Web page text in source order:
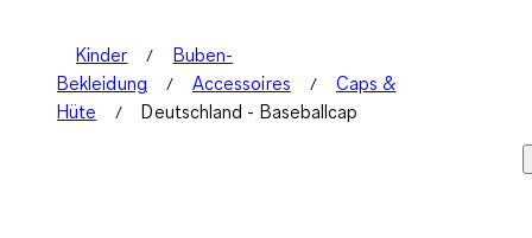
Kinder
Buben-
Bekleidung
Accessoires
Caps &
Hüte
Deutschland - Baseballcap